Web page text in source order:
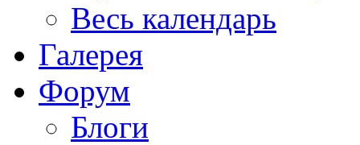
Весь календарь
Галерея
Форум
Блоги